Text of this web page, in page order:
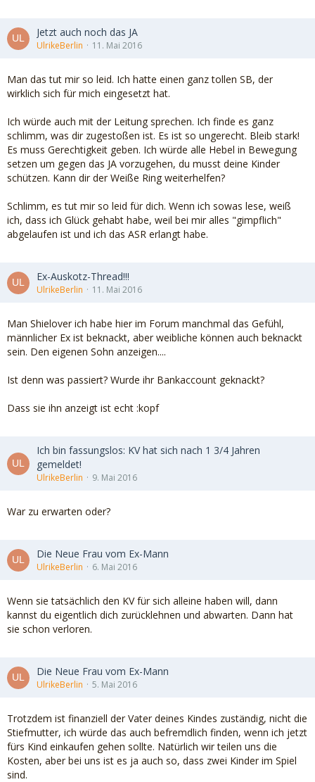
Jetzt auch noch das JA
UlrikeBerlin 11. Mai 2016
Man das tut mir so leid. Ich hatte einen ganz tollen SB, der
wirklich sich für mich eingesetzt hat.
Ich würde auch mit der Leitung sprechen. Ich finde es ganz
schlimm, was dir zugestoßen ist. Es ist so ungerecht. Bleib stark!
Es muss Gerechtigkeit geben. Ich würde alle Hebel in Bewegung
setzen um gegen das JA vorzugehen, du musst deine Kinder
schützen. Kann dir der Weiße Ring weiterhelfen?
Schlimm, es tut mir so leid für dich. Wenn ich sowas lese, weiß
ich, dass ich Glück gehabt habe, weil bei mir alles "gimpflich"
abgelaufen ist und ich das ASR erlangt habe.
Ex-Auskotz-Thread!!!
UlrikeBerlin 11. Mai 2016
Man Shielover ich habe hier im Forum manchmal das Gefühl,
männlicher Ex ist beknackt, aber weibliche können auch beknackt
sein. Den eigenen Sohn anzeigen....
Ist denn was passiert? Wurde ihr Bankaccount geknackt?
Dass sie ihn anzeigt ist echt :kopf
Ich bin fassungslos: KV hat sich nach 1 3/4 Jahren
gemeldet!
UlrikeBerlin 9. Mai 2016
War zu erwarten oder?
Die Neue Frau vom Ex-Mann
UlrikeBerlin 6. Mai 2016
Wenn sie tatsächlich den KV für sich alleine haben will, dann
kannst du eigentlich dich zurücklehnen und abwarten. Dann hat
sie schon verloren.
Die Neue Frau vom Ex-Mann
UlrikeBerlin 5. Mai 2016
Trotzdem ist finanziell der Vater deines Kindes zuständig, nicht die
Stiefmutter, ich würde das auch befremdlich finden, wenn ich jetzt
fürs Kind einkaufen gehen sollte. Natürlich wir teilen uns die
Kosten, aber bei uns ist es ja auch so, dass zwei Kinder im Spiel
sind.